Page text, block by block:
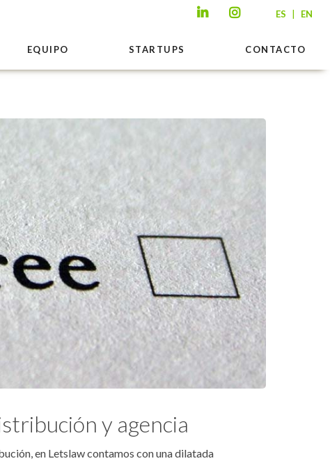
ES | EN
EQUIPO STARTUPS CONTACTO
y agencia
en Letslaw contamos con una dilatada